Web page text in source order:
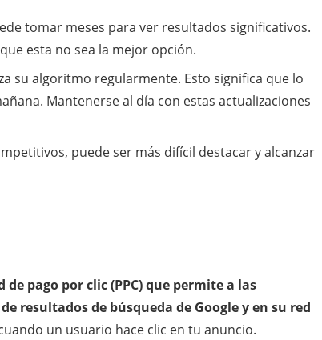
tomar meses para ver resultados significativos.
esta no sea la mejor opción.
su algoritmo regularmente. Esto significa que lo
Mantenerse al día con estas actualizaciones
puede ser más difícil destacar y alcanzar
pago por clic (PPC) que permite a las
resultados de búsqueda de Google y en su red
un usuario hace clic en tu anuncio.